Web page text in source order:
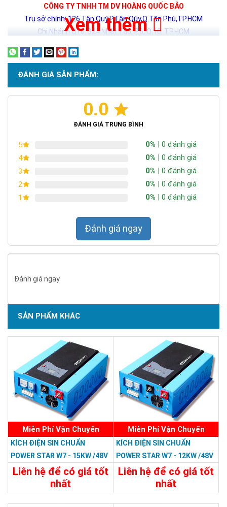
CÔNG TY TNHH TM DV HOÀNG QUỐC BẢO
Trụ sở chính: 126 Tân Quý,P.Tân Qúy,Q.Tân Phú,TP.HCM
Chi Nhánh Q10: 324 Nhật Tảo, P.6, Q.10, TP.HCM
Chi Nhánh Đồng Nai: 2394 Quốc Lộ 1K, Phường Hoá An, TP. Biên
Chi Nhánh BR-VT: 477 Cách Mạng Tháng 8, P.Phước Nguyên, TP.
Bà Rịa, Vũng Tàu
Chi Nhánh Hà Nội: P914 Tòa Nhà CT4C/X2 KĐT Bắc Linh Đàm -
ĐT: 09153 77770 - 08.66.795.795
Xem thêm
ĐÁNH GIÁ SẢN PHẨM:
0.0
ĐÁNH GIÁ TRUNG BÌNH
5 0% | 0 đánh giá
4
0% | 0 đánh giá
3
0% | 0 đánh giá
2
0% | 0 đánh giá
1
0% | 0 đánh giá
Đánh giá ngay
Đánh giá ngay
SẢN PHẨM KHÁC
Miễn Phí Vận Chuyển
KÍCH ĐIỆN SIN CHUẨN
POWER STAR W7 - 15KW /48V
LCD
Liên hệ để có giá tốt
nhất
47.988.000đ
Miễn Phí Vận Chuyển
KÍCH ĐIỆN SIN CHUẨN
POWER STAR W7 - 12KW /48V
LCD
Liên hệ để có giá tốt
nhất
35.988.000đ